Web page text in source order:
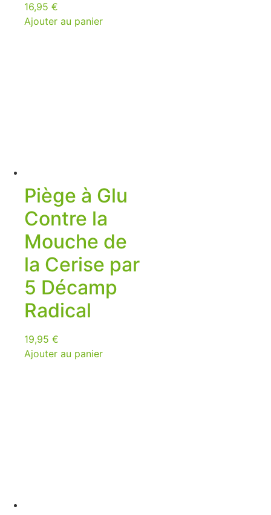
16,95 €
Ajouter au panier
Piège à Glu
Contre la
Mouche de
la Cerise par
5 Décamp
Radical
19,95 €
Ajouter au panier